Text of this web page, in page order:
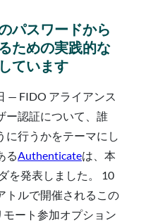
パスワードから
ための実践的な
ています
— FIDO アライアンス
ー認証について、誰
行うかをテーマにし
るAuthenticateは、本
を発表しました。 10
トルで開催されるこの
ート参加オプション